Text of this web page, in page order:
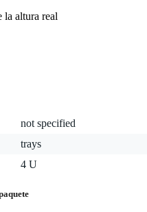
la altura real
not specified
trays
4 U